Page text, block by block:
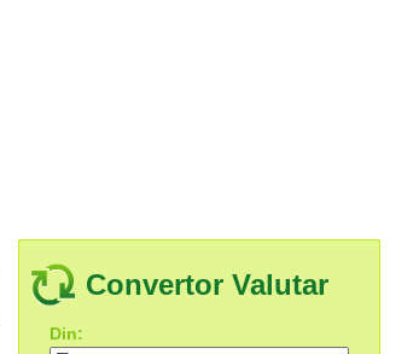
Convertor Valutar
Din: